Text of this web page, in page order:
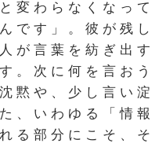
変わらなくなって
です」。彼が残し
が言葉を紡ぎ出す
。次に何を言おう
黙や、少し言い淀
、いわゆる「情報
る部分にこそ、そ